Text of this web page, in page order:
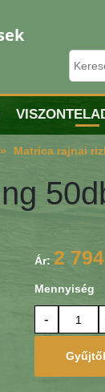
Matrica rajnai
Ár: 2
Mennyiség
-